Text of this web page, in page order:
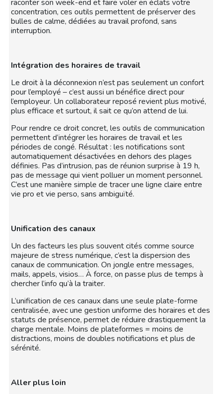
raconter son week-end et faire voler en éclats votre
concentration, ces outils permettent de préserver des
bulles de calme, dédiées au travail profond, sans
interruption.
Intégration des horaires de travail
Le droit à la déconnexion n’est pas seulement un confort
pour l’employé – c’est aussi un bénéfice direct pour
l’employeur. Un collaborateur reposé revient plus motivé,
plus efficace et surtout, il sait ce qu’on attend de lui.
Pour rendre ce droit concret, les outils de communication
permettent d’intégrer les horaires de travail et les
périodes de congé. Résultat : les notifications sont
automatiquement désactivées en dehors des plages
définies. Pas d’intrusion, pas de réunion surprise à 19 h,
pas de message qui vient polluer un moment personnel.
C’est une manière simple de tracer une ligne claire entre
vie pro et vie perso, sans ambiguïté.
Unification des canaux
Un des facteurs les plus souvent cités comme source
majeure de stress numérique, c’est la dispersion des
canaux de communication. On jongle entre messages,
mails, appels, visios… À force, on passe plus de temps à
chercher l’info qu’à la traiter.
L’unification de ces canaux dans une seule plate-forme
centralisée, avec une gestion uniforme des horaires et des
statuts de présence, permet de réduire drastiquement la
charge mentale. Moins de plateformes = moins de
distractions, moins de doubles notifications et plus de
sérénité.
Aller plus loin